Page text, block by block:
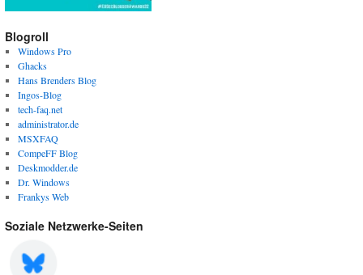
Blogroll
Windows Pro
Ghacks
Hans Brenders Blog
Ingos-Blog
tech-faq.net
administrator.de
MSXFAQ
CompeFF Blog
Deskmodder.de
Dr. Windows
Frankys Web
Soziale Netzwerke-Seiten